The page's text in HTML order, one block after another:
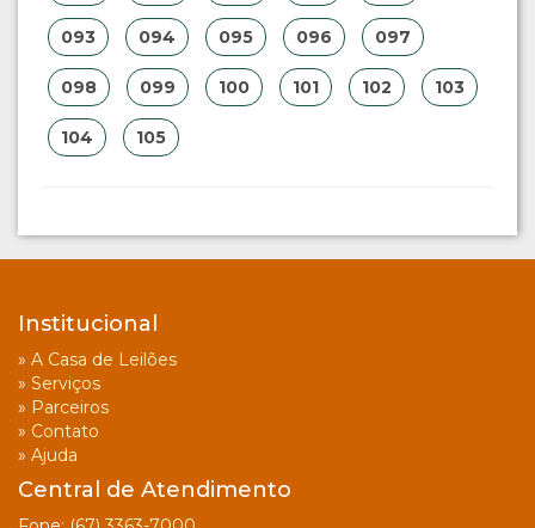
093 094 095 096 097
098 099 100 101 102 103
104 105
Institucional
» A Casa de Leilões
» Serviços
» Parceiros
» Contato
» Ajuda
Central de Atendimento